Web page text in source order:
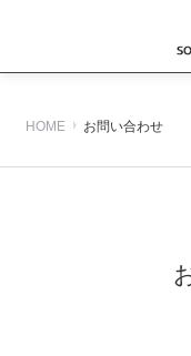
HOME お問い合わせ